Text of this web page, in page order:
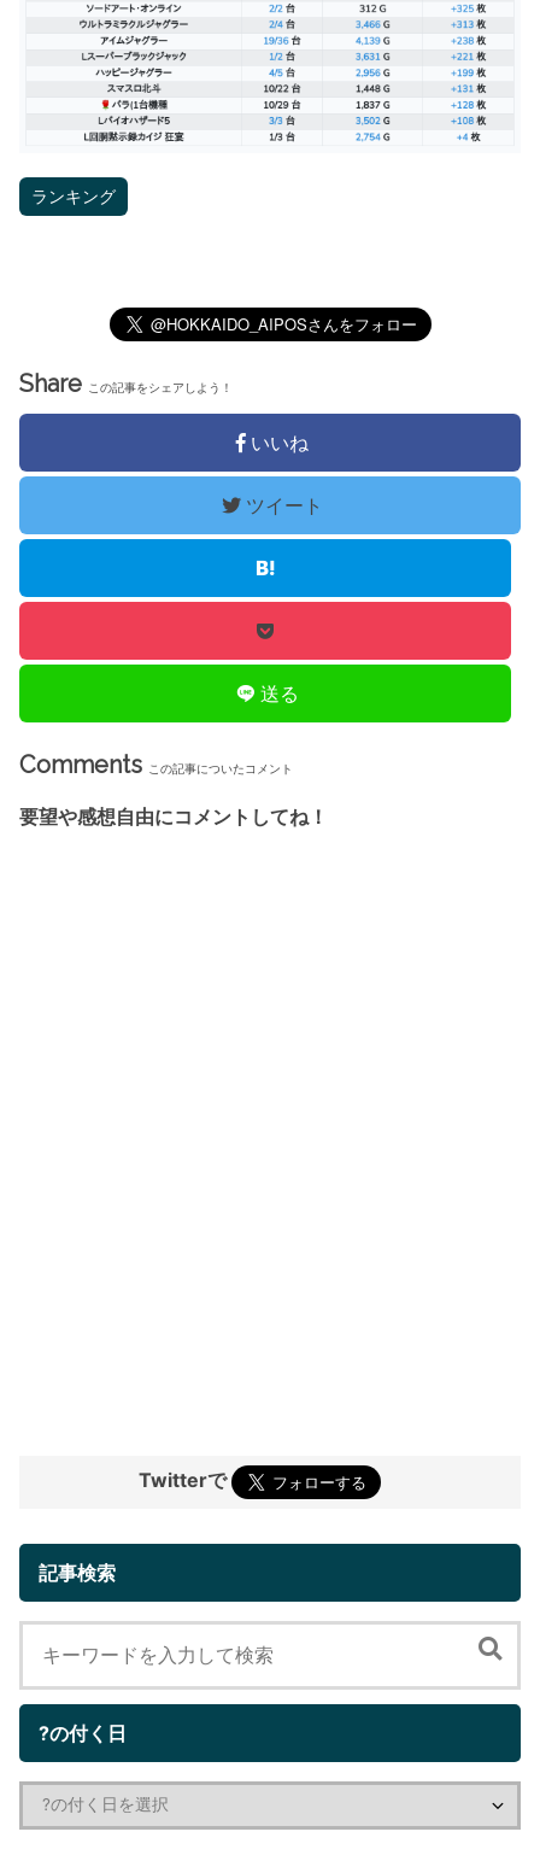
ランキング
Share この記事をシェアしよう！
いいね
ツイート
送る
Comments この記事についたコメント
要望や感想自由にコメントしてね！
Twitterで
記事検索
?の付く日